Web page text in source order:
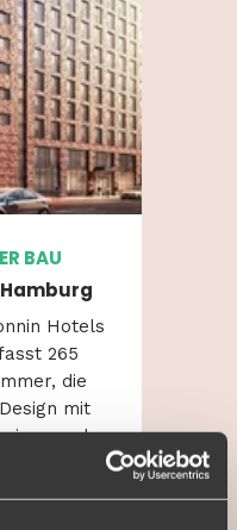
BAU
Hamburg
Hotels
265
, die
Design mit
und